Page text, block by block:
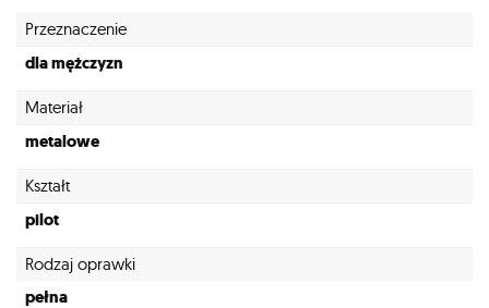
Przeznaczenie
dla mężczyzn
Materiał
metalowe
Kształt
pilot
Rodzaj oprawki
pełna